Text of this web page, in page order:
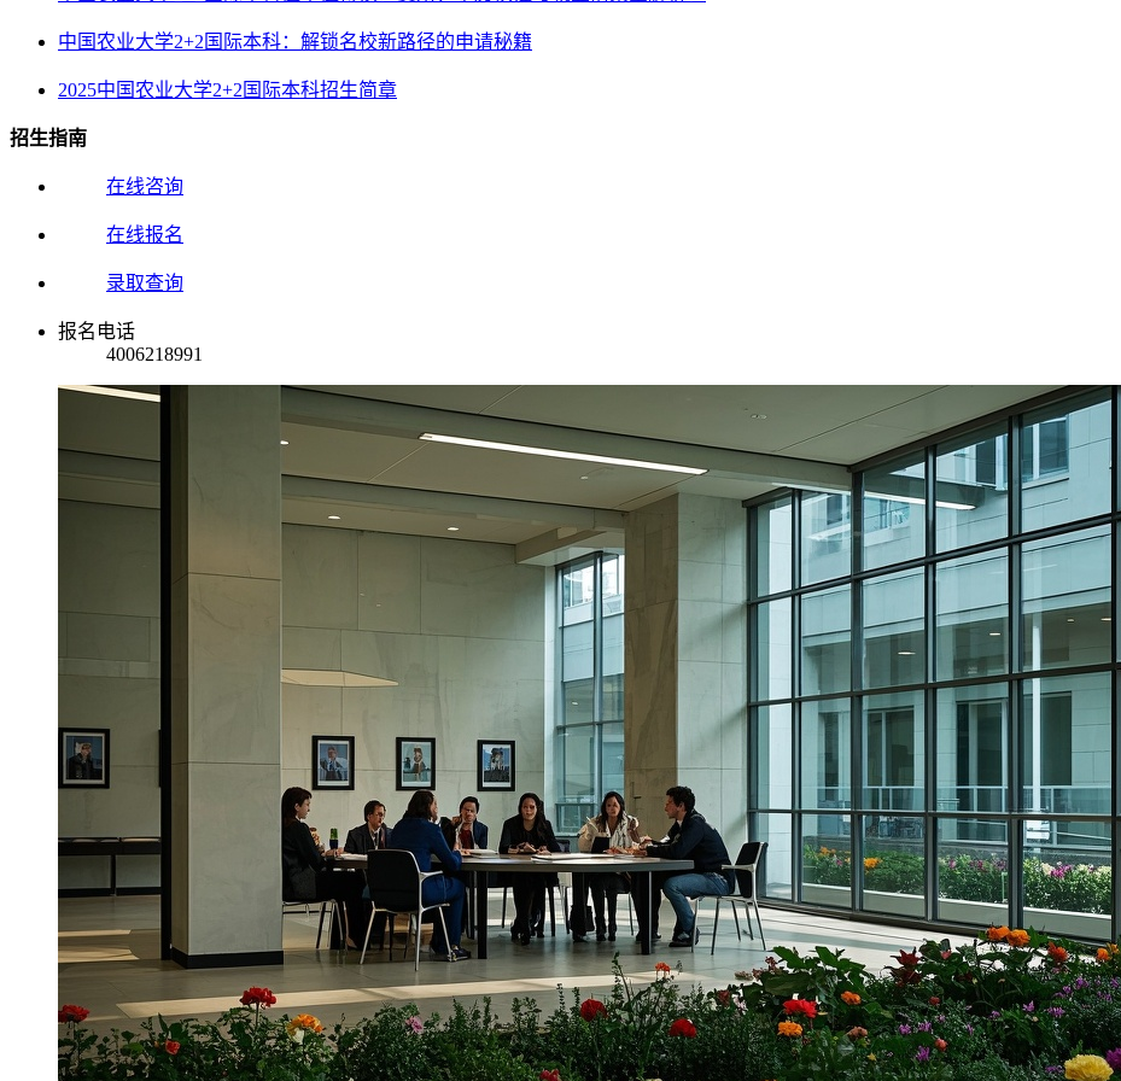
中国农业大学2+2国际本科：解锁名校新路径的申请秘籍
2025中国农业大学2+2国际本科招生简章
招生指南
在线咨询
在线报名
录取查询
报名电话
4006218991